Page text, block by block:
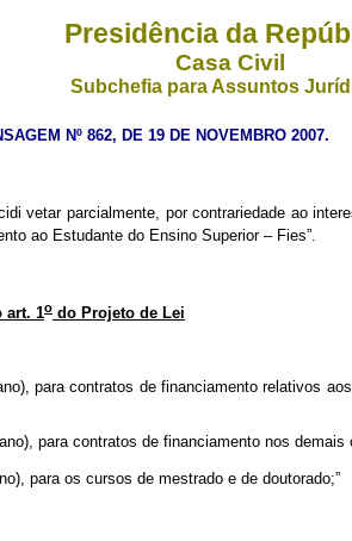
Presidência da
Casa Civil
Subchefia para Assuntos
Nº 862, DE 19 DE NOVEMBRO 2007.
vetar parcialmente, por contrariedade ao
ao Estudante do Ensino Superior – Fies”.
art. 1o do Projeto de Lei
para contratos de financiamento relativos
para contratos de financiamento nos demais
para os cursos de mestrado e de doutorado;”